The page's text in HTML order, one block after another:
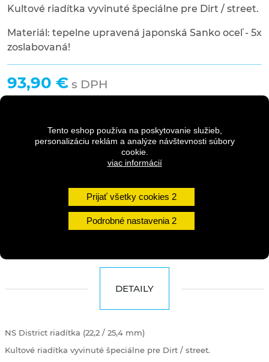
Tento eshop používa na poskytovanie služieb,
personalizáciu reklám a analýze návštevnosti súbory
cookie.
viac informácií
Prijať všetky cookies
Podrobné nastavenia
Kultové riadítka vyvinuté špeciálne pre Dirt / street.
Materiál: tepelne upravená japonská Sanko oceľ - 5x
zoslabovaná!
93,90 € s DPH
Na dotaz
DO KOŠÍKA
DETAILY
NS District riadítka (22,2 / 25,4 mm)
Kultové riadítka vyvinuté špeciálne pre Dirt / street.